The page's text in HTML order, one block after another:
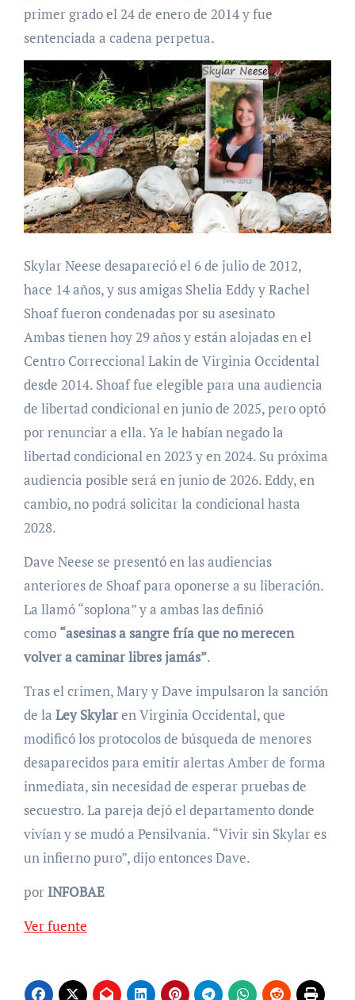
primer grado el 24 de enero de 2014 y fue
sentenciada a cadena perpetua.
Skylar Neese desapareció el 6 de julio de 2012,
hace 14 años, y sus amigas Shelia Eddy y Rachel
Shoaf fueron condenadas por su asesinato
Ambas tienen hoy 29 años y están alojadas en el
Centro Correccional Lakin de Virginia Occidental
desde 2014. Shoaf fue elegible para una audiencia
de libertad condicional en junio de 2025, pero optó
por renunciar a ella. Ya le habían negado la
libertad condicional en 2023 y en 2024. Su próxima
audiencia posible será en junio de 2026. Eddy, en
cambio, no podrá solicitar la condicional hasta
2028.
Dave Neese se presentó en las audiencias
anteriores de Shoaf para oponerse a su liberación.
La llamó “soplona” y a ambas las definió
como “asesinas a sangre fría que no merecen
volver a caminar libres jamás”.
Tras el crimen, Mary y Dave impulsaron la sanción
de la Ley Skylaren Virginia Occidental, que
modificó los protocolos de búsqueda de menores
desaparecidos para emitir alertas Amber de forma
inmediata, sin necesidad de esperar pruebas de
secuestro. La pareja dejó el departamento donde
vivían y se mudó a Pensilvania. “Vivir sin Skylar es
un infierno puro”, dijo entonces Dave.
porINFOBAE
Ver fuente